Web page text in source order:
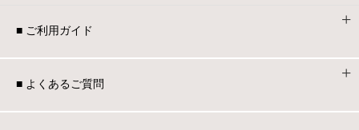
■ ご利用ガイド
■ よくあるご質問